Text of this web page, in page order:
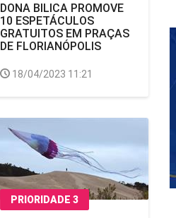
DONA BILICA PROMOVE
10 ESPETÁCULOS
GRATUITOS EM PRAÇAS
DE FLORIANÓPOLIS
18/04/2023 11:21
PRIORIDADE 3